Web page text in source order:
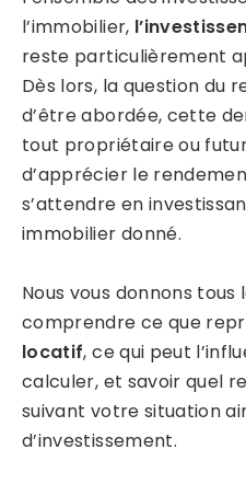
l’immobilier,
reste particulièrement
Dès lors, la question du
d’être abordée, cette
tout propriétaire ou
d’apprécier le
s’attendre en
immobilier donné.
Nous vous donnons
comprendre ce que
locatif, ce qui peut
calculer, et savoir quel
suivant votre situation
d’investissement.